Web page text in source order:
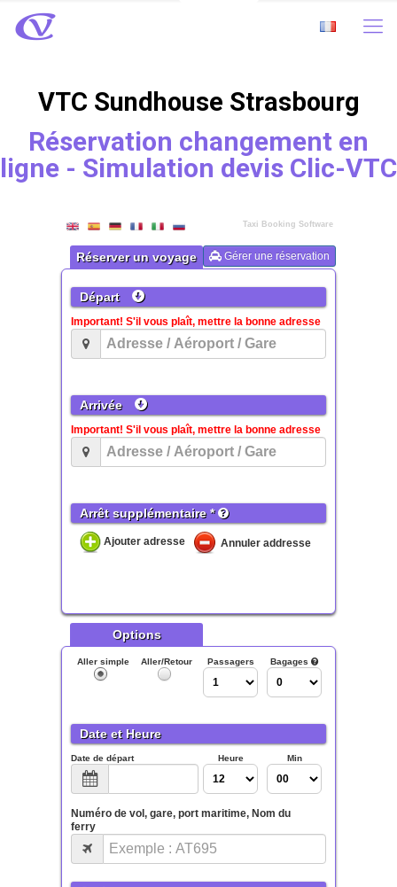
VTC Sundhouse Strasbourg
Réservation changement en
ligne - Simulation devis Clic-VTC